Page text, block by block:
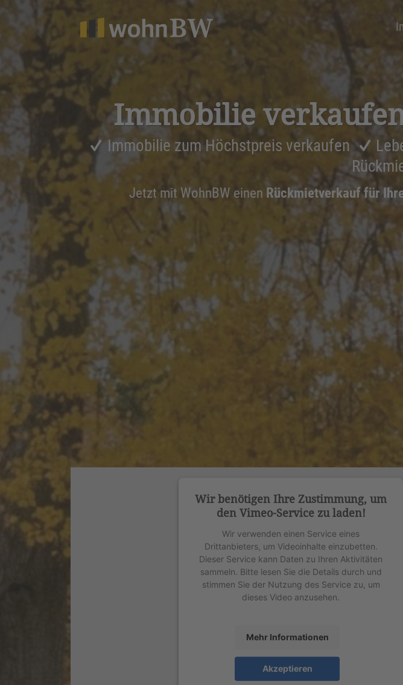
Immobilie
Immobilie zum Höchstpreis verkaufen
Jetzt mit WohnBW einen Rückmietverkauf für
Wir benötigen Ihre Zustimmung, um
den Vimeo-Service zu laden!
Wir verwenden einen Service eines
Drittanbieters, um Videoinhalte einzubetten.
Dieser Service kann Daten zu Ihren Aktivitäten
sammeln. Bitte lesen Sie die Details durch und
stimmen Sie der Nutzung des Service zu, um
dieses Video anzusehen.
Mehr Informationen
Akzeptieren